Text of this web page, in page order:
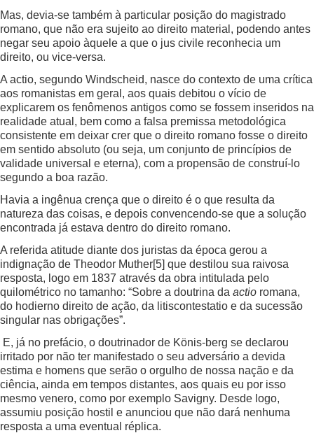
Mas, devia-se também à particular posição do magistrado
romano, que não era sujeito ao direito material, podendo antes
negar seu apoio àquele a que o jus civile reconhecia um
direito, ou vice-versa.
A actio, segundo Windscheid, nasce do contexto de uma crítica
aos romanistas em geral, aos quais debitou o vício de
explicarem os fenômenos antigos como se fossem inseridos na
realidade atual, bem como a falsa premissa metodológica
consistente em deixar crer que o direito romano fosse o direito
em sentido absoluto (ou seja, um conjunto de princípios de
validade universal e eterna), com a propensão de construí-lo
segundo a boa razão.
Havia a ingênua crença que o direito é o que resulta da
natureza das coisas, e depois convencendo-se que a solução
encontrada já estava dentro do direito romano.
A referida atitude diante dos juristas da época gerou a
indignação de Theodor Muther[5] que destilou sua raivosa
resposta, logo em 1837 através da obra intitulada pelo
quilométrico no tamanho: “Sobre a doutrina da actio romana,
do hodierno direito de ação, da litiscontestatio e da sucessão
singular nas obrigações”.
E, já no prefácio, o doutrinador de Könis-berg se declarou
irritado por não ter manifestado o seu adversário a devida
estima e homens que serão o orgulho de nossa nação e da
ciência, ainda em tempos distantes, aos quais eu por isso
mesmo venero, como por exemplo Savigny. Desde logo,
assumiu posição hostil e anunciou que não dará nenhuma
resposta a uma eventual réplica.